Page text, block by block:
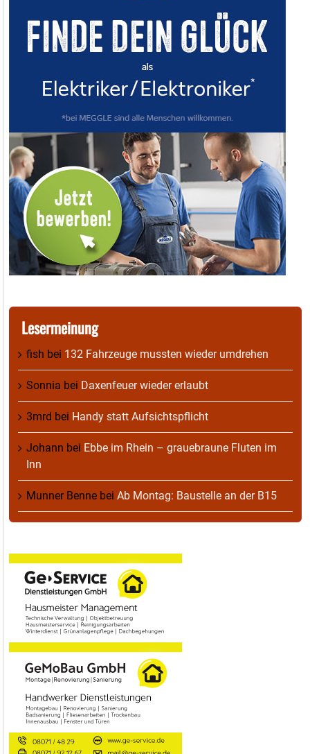
Lesermeinung
fish bei 132 Fahrzeuge mussten wieder umdrehen
Sonnia bei Daxenfeuer wieder erlaubt
3mrd bei Handy statt Aufsichtspflicht
Johann bei Ebbe im Rhein – grauebraune Fluten im
Inn
Munner Benne bei Ab Montag: Baustelle an der B15